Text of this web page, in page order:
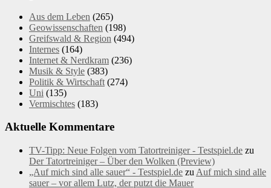
Aus dem Leben (265)
Geowissenschaften (198)
Greifswald & Region (494)
Internes (164)
Internet & Nerdkram (236)
Musik & Style (383)
Politik & Wirtschaft (274)
Uni (135)
Vermischtes (183)
Aktuelle Kommentare
TV-Tipp: Neue Folgen vom Tatortreiniger - Testspiel.de zu
Der Tatortreiniger – Über den Wolken (Preview)
„Auf mich sind alle sauer“ - Testspiel.de zu Auf mich sind alle
sauer – vor allem Lutz, der putzt die Mauer